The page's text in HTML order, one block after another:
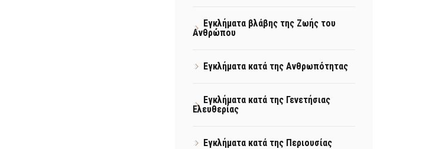
Εγκλήματα βλάβης της Ζωής του
Ανθρώπου
Εγκλήματα κατά της Ανθρωπότητας
Εγκλήματα κατά της Γενετήσιας
Ελευθερίας
Εγκλήματα κατά της Περιουσίας